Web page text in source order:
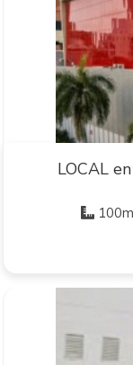
LOCAL
100m